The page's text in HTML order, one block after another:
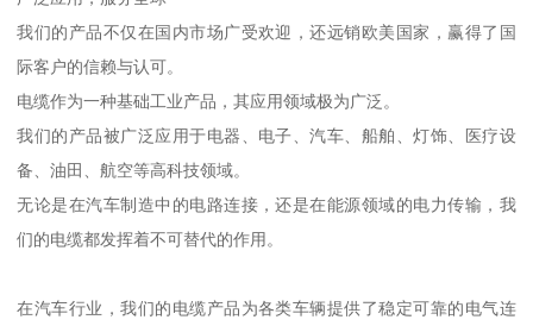
我们的产品不仅在国内市场广受欢迎，还远销欧美国家，赢得了国
际客户的信赖与认可。
电缆作为一种基础工业产品，其应用领域极为广泛。
我们的产品被广泛应用于电器、电子、汽车、船舶、灯饰、医疗设
备、油田、航空等高科技领域。
无论是在汽车制造中的电路连接，还是在能源领域的电力传输，我
们的电缆都发挥着不可替代的作用。
在汽车行业，我们的电缆产品为各类车辆提供了稳定可靠的电气连